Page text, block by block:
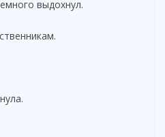
выдохнул.